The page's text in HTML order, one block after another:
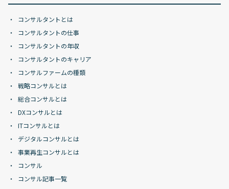
コンサルタントとは
コンサルタントの仕事
コンサルタントの年収
コンサルタントのキャリア
コンサルファームの種類
戦略コンサルとは
総合コンサルとは
DXコンサルとは
ITコンサルとは
デジタルコンサルとは
事業再生コンサルとは
コンサル
コンサル記事一覧